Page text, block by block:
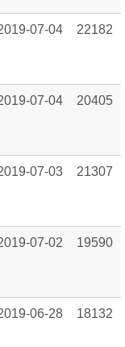
07-04 22182
07-04 20405
07-03 21307
07-02 19590
06-28 18132